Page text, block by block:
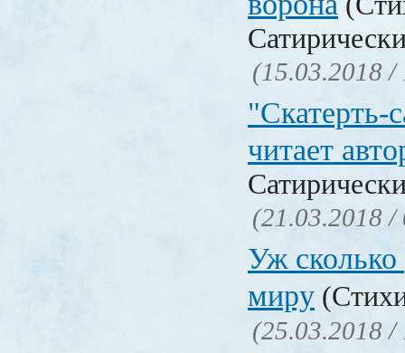
(15.03.2018 /
"Скатерть-
читает
(21.03.2018 /
Уж сколько
миру
(25.03.2018 /